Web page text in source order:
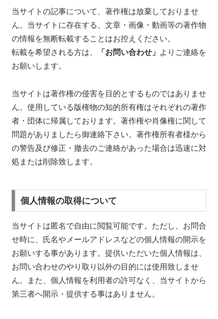
当サイトの記事について、著作権は放棄しておりませ
ん。当サイトに存在する、文章・画像・動画等の著作物
の情報を無断転載することはお控えください。
転載を希望される方は、
「お問い合わせ」
よりご連絡を
お願いします。
当サイトは著作権の侵害を目的とするものではありませ
ん。使用している版権物の知的所有権はそれぞれの著作
者・団体に帰属しております。著作権や肖像権に関して
問題がありましたら御連絡下さい。著作権所有者様から
の警告及び修正・撤去のご連絡があった場合は迅速に対
処または削除致します。
個人情報の取得について
当サイトは匿名で自由に閲覧可能です。ただし、お問合
せ時に、氏名やメールアドレスなどの個人情報の開示を
お願いする事があります。提供いただいた個人情報は、
お問い合わせのやり取り以外の目的には使用致しませ
ん。また、個人情報を利用者の許可なく、当サイトから
第三者へ開示・提供する事はありません。